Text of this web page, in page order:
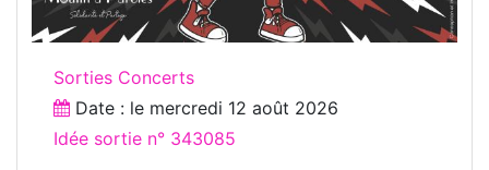
Sorties Concerts
Date : le mercredi 12 août 2026
Idée sortie n° 343085